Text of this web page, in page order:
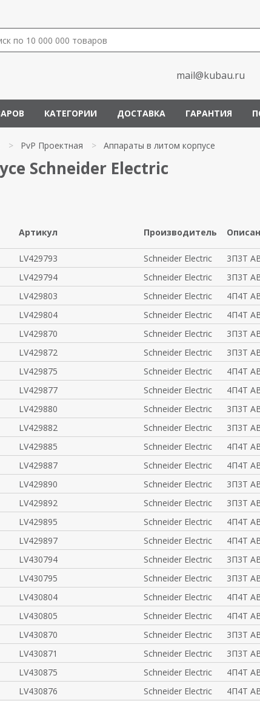
mail@kubau.ru
КАТЕГОРИИ ДОСТАВКА ГАРАНТИЯ
> PvP Проектная > Аппараты в литом корпусе
Schneider Electric
Артикул Производитель
LV429793 Schneider Electric 3П3Т
LV429794 Schneider Electric 3П3Т
LV429803 Schneider Electric 4П4Т
LV429804 Schneider Electric 4П4Т
LV429870 Schneider Electric 3П3Т
LV429872 Schneider Electric 3П3Т
LV429875 Schneider Electric 4П4Т
LV429877 Schneider Electric 4П4Т
LV429880 Schneider Electric 3П3Т
LV429882 Schneider Electric 3П3Т
LV429885 Schneider Electric 4П4Т
LV429887 Schneider Electric 4П4Т
LV429890 Schneider Electric 3П3Т
LV429892 Schneider Electric 3П3Т
LV429895 Schneider Electric 4П4Т
LV429897 Schneider Electric 4П4Т
LV430794 Schneider Electric 3П3Т
LV430795 Schneider Electric 3П3Т
LV430804 Schneider Electric 4П4Т
LV430805 Schneider Electric 4П4Т
LV430870 Schneider Electric 3П3Т
LV430871 Schneider Electric 3П3Т
LV430875 Schneider Electric 4П4Т
LV430876 Schneider Electric 4П4Т